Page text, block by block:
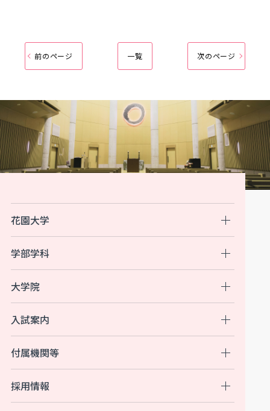
前のページ 一覧 次のページ
花園大学
入試案内
付属機関等
学部学科
大学院
採用情報